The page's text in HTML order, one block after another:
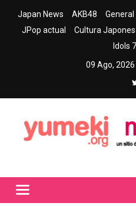
Japan News AKB48 General
JPop actual
Cultura
Idols
09 Ago, 2026